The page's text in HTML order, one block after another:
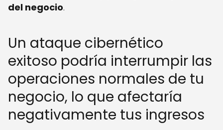
del negocio.
Un ataque cibernético
exitoso podría interrumpir las
operaciones normales de tu
negocio, lo que afectaría
negativamente tus ingresos